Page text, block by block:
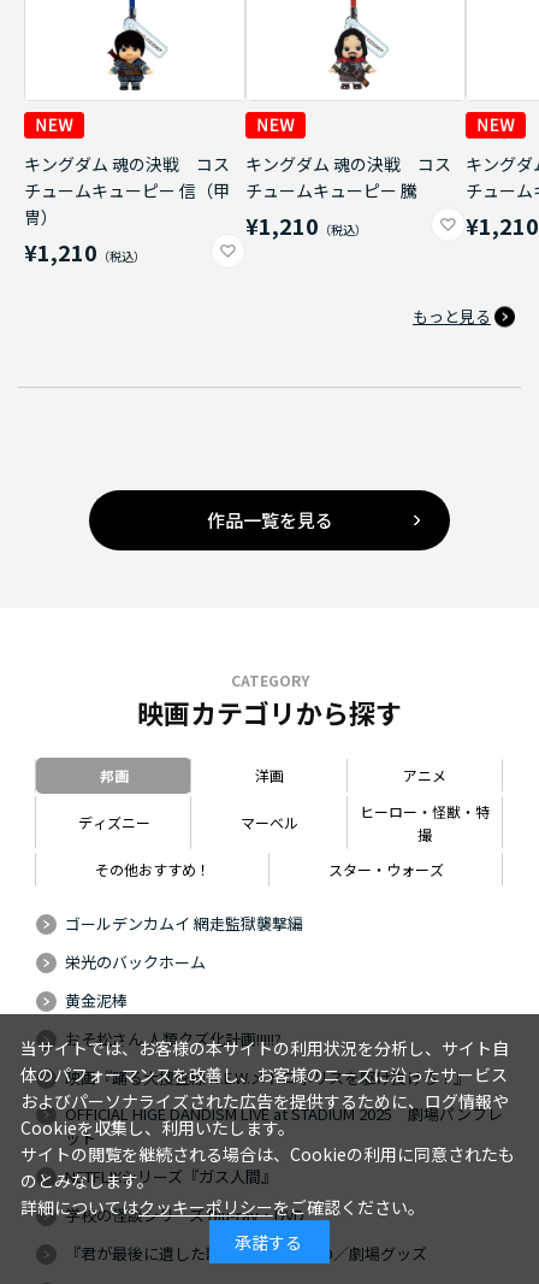
キングダム 魂の決戦 コス
チュームキューピー 信（甲
冑）
¥1,210
キングダム 魂の決戦 コス
チュームキューピー 騰
¥1,210
キング
チューム
¥1,210
もっと見る
作品一覧を見る
CATEGORY
映画カテゴリから探す
邦画 洋画 アニメ
ディズニー マーベル
ヒーロー・怪獣・特
撮
その他おすすめ！
スター・ウォーズ
ゴールデンカムイ 網走監獄襲撃編
栄光のバックホーム
黄金泥棒
おそ松さん 人類クズ化計画!!!!!?
映画『踊る大捜査線 N.E.W.メトロポリスを駆け抜けろ！』
OFFICIAL HIGE DANDISM LIVE at STADIUM 2025 劇場パンフレ
ット
NETFLIXシリーズ『ガス人間』
学校の怪談シリーズ Blu-ray・DVD
『君が最後に遺した歌』Blu-ray・DVD／劇場グッズ
当サイトでは、お客様の本サイトの利用状況を分析し、サイト自
体のパフォーマンスを改善し、お客様のニーズに沿ったサービス
およびパーソナライズされた広告を提供するために、ログ情報や
Cookieを収集し、利用いたします。
サイトの閲覧を継続される場合は、Cookieの利用に同意されたも
のとみなします。
詳細についてはクッキーポリシーをご確認ください。
承諾する